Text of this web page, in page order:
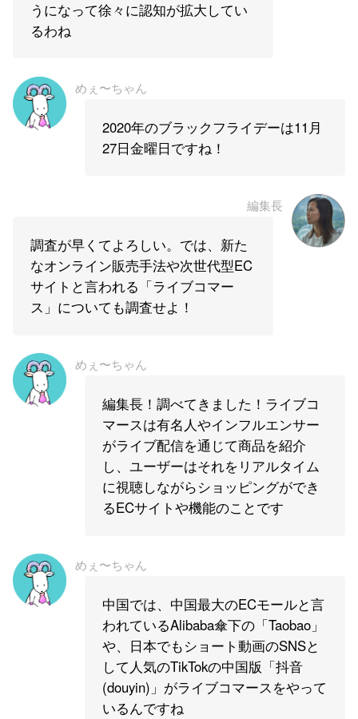
うになって徐々に認知が拡大してい
るわね
めぇ〜ちゃん
2020年のブラックフライデーは11月
27日金曜日ですね！
編集長
調査が早くてよろしい。では、新た
なオンライン販売手法や次世代型EC
サイトと言われる「ライブコマー
ス」についても調査せよ！
めぇ〜ちゃん
編集長！調べてきました！ライブコ
マースは有名人やインフルエンサー
がライブ配信を通じて商品を紹介
し、ユーザーはそれをリアルタイム
に視聴しながらショッピングができ
るECサイトや機能のことです
めぇ〜ちゃん
中国では、中国最大のECモールと言
われているAlibaba傘下の「Taobao」
や、日本でもショート動画のSNSと
して人気のTikTokの中国版「抖音
(douyin)」がライブコマースをやって
いるんですね